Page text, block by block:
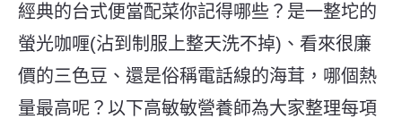
經典的台式便當配菜你記得哪些？是一整坨的
螢光咖喱(沾到制服上整天洗不掉)、看來很廉
價的三色豆、還是俗稱電話線的海茸，哪個熱
量最高呢？以下高敏敏營養師為大家整理每項